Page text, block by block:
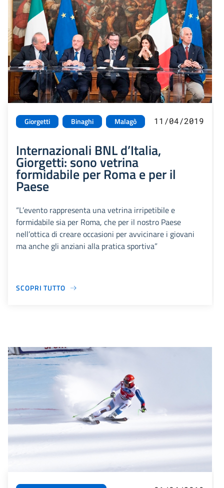
Giorgetti Binaghi Malagò 11/04/2019
Internazionali BNL d’Italia,
Giorgetti: sono vetrina
formidabile per Roma e per il
Paese
“L’evento rappresenta una vetrina irripetibile e
formidabile sia per Roma, che per il nostro Paese
nell’ottica di creare occasioni per avvicinare i giovani
ma anche gli anziani alla pratica sportiva”
SCOPRI TUTTO